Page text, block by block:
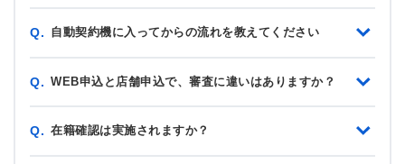
Q. 自動契約機に入ってからの流れを教えてください
Q. WEB申込と店舗申込で、審査に違いはありますか？
Q. 在籍確認は実施されますか？